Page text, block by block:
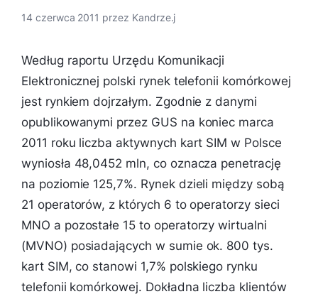
14 czerwca 2011 przez Kandrze.j
Według raportu Urzędu Komunikacji
Elektronicznej polski rynek telefonii komórkowej
jest rynkiem dojrzałym. Zgodnie z danymi
opublikowanymi przez GUS na koniec marca
2011 roku liczba aktywnych kart SIM w Polsce
wyniosła 48,0452 mln, co oznacza penetrację
na poziomie 125,7%. Rynek dzieli między sobą
21 operatorów, z których 6 to operatorzy sieci
MNO a pozostałe 15 to operatorzy wirtualni
(MVNO) posiadających w sumie ok. 800 tys.
kart SIM, co stanowi 1,7% polskiego rynku
telefonii komórkowej. Dokładna liczba klientów